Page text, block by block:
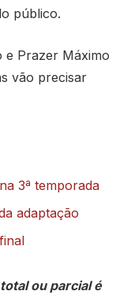
público.
e Prazer Máximo
vão precisar
3ª temporada
adaptação
ou parcial é